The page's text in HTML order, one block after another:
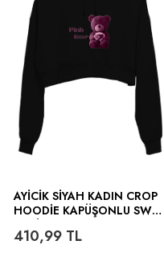
AYICIK SIYAH KADIN CROP
HOODIE KAPÜŞONLU SWEA
410,99 TL